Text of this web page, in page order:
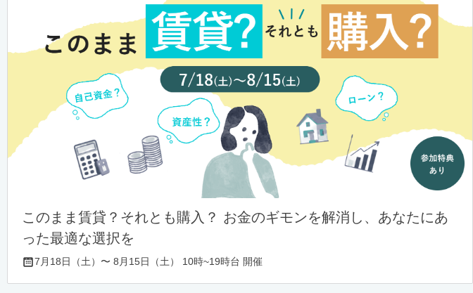
このまま賃貸？それとも購入？ お金のギモンを解消し、あなたにあ
った最適な選択を
7月18日（土）〜 8月15日（土） 10時~19時台 開催